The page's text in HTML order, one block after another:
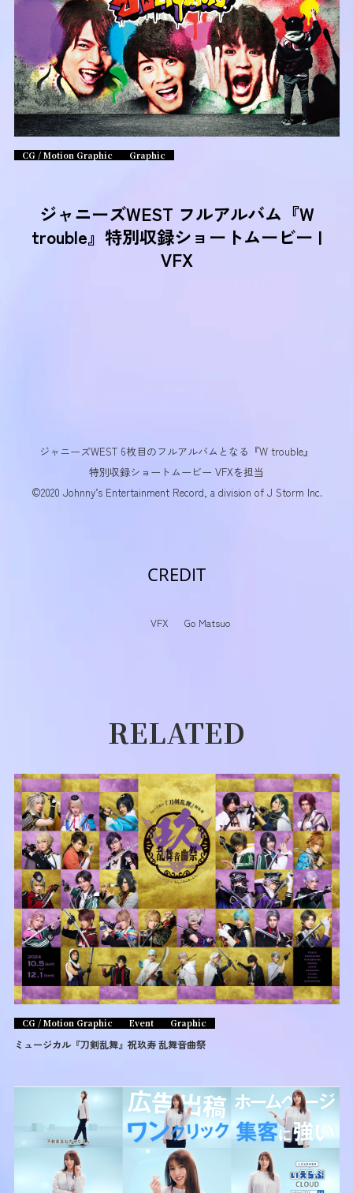
CG / Motion Graphic Graphic
ジャニーズWEST フルアルバム『W
trouble』特別収録ショートムービー |
VFX
ジャニーズWEST 6枚目のフルアルバムとなる『W trouble』
特別収録ショートムービー VFXを担当
©2020 Johnny’s Entertainment Record, a division of J Storm Inc.
CREDIT
VFX Go Matsuo
RELATED
CG / Motion Graphic Event Graphic
ミュージカル『刀剣乱舞』祝玖寿 乱舞音曲祭